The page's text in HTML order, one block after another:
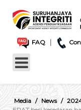
FAQ |
Media News